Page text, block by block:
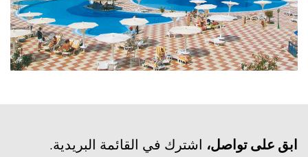
‫ابق على تواصل، اشترك في القائمة البريدية.